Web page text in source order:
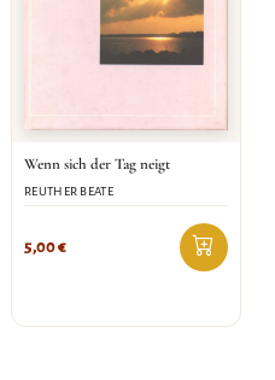
Wenn sich der Tag neigt
REUTHER BEATE
5,00€